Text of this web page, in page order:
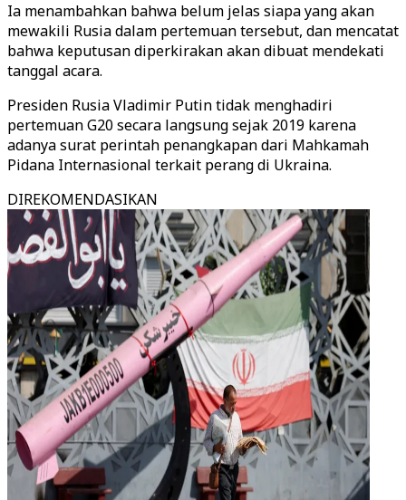
Ia menambahkan bahwa belum jelas siapa yang akan
mewakili Rusia dalam pertemuan tersebut, dan mencatat
bahwa keputusan diperkirakan akan dibuat mendekati
tanggal acara.
Presiden Rusia Vladimir Putin tidak menghadiri
pertemuan G20 secara langsung sejak 2019 karena
adanya surat perintah penangkapan dari Mahkamah
Pidana Internasional terkait perang di Ukraina.
DIREKOMENDASIKAN